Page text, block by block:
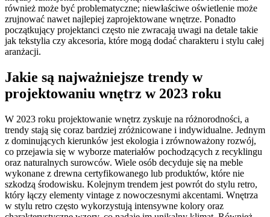
również może być problematyczne; niewłaściwe oświetlenie może
zrujnować nawet najlepiej zaprojektowane wnętrze. Ponadto
początkujący projektanci często nie zwracają uwagi na detale takie
jak tekstylia czy akcesoria, które mogą dodać charakteru i stylu całej
aranżacji.
Jakie są najważniejsze trendy w
projektowaniu wnętrz w 2023 roku
W 2023 roku projektowanie wnętrz zyskuje na różnorodności, a
trendy stają się coraz bardziej zróżnicowane i indywidualne. Jednym
z dominujących kierunków jest ekologia i zrównoważony rozwój,
co przejawia się w wyborze materiałów pochodzących z recyklingu
oraz naturalnych surowców. Wiele osób decyduje się na meble
wykonane z drewna certyfikowanego lub produktów, które nie
szkodzą środowisku. Kolejnym trendem jest powrót do stylu retro,
który łączy elementy vintage z nowoczesnymi akcentami. Wnętrza
w stylu retro często wykorzystują intensywne kolory oraz